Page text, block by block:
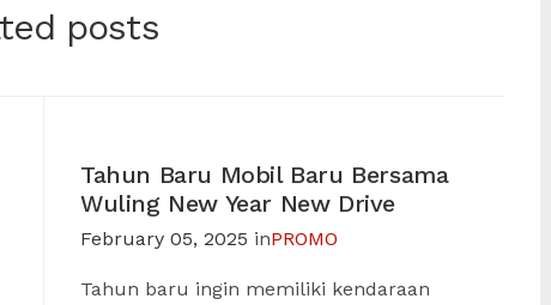
posts
Tahun Baru Mobil Baru Bersama
Wuling New Year New Drive
February 05, 2025 inPROMO
Tahun baru ingin memiliki kendaraan